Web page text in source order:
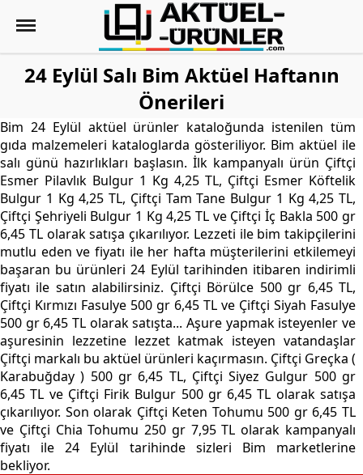
24 Eylül Salı Bim Aktüel Haftanın
Önerileri
Bim 24 Eylül aktüel ürünler kataloğunda istenilen tüm
gıda malzemeleri kataloglarda gösteriliyor. Bim aktüel ile
salı günü hazırlıkları başlasın. İlk kampanyalı ürün Çiftçi
Esmer Pilavlık Bulgur 1 Kg 4,25 TL, Çiftçi Esmer Köftelik
Bulgur 1 Kg 4,25 TL, Çiftçi Tam Tane Bulgur 1 Kg 4,25 TL,
Çiftçi Şehriyeli Bulgur 1 Kg 4,25 TL ve Çiftçi İç Bakla 500 gr
6,45 TL olarak satışa çıkarılıyor. Lezzeti ile bim takipçilerini
mutlu eden ve fiyatı ile her hafta müşterilerini etkilemeyi
başaran bu ürünleri 24 Eylül tarihinden itibaren indirimli
fiyatı ile satın alabilirsiniz. Çiftçi Börülce 500 gr 6,45 TL,
Çiftçi Kırmızı Fasulye 500 gr 6,45 TL ve Çiftçi Siyah Fasulye
500 gr 6,45 TL olarak satışta... Aşure yapmak isteyenler ve
aşuresinin lezzetine lezzet katmak isteyen vatandaşlar
Çiftçi markalı bu aktüel ürünleri kaçırmasın. Çiftçi Greçka (
Karabuğday ) 500 gr 6,45 TL, Çiftçi Siyez Gulgur 500 gr
6,45 TL ve Çiftçi Firik Bulgur 500 gr 6,45 TL olarak satışa
çıkarılıyor. Son olarak Çiftçi Keten Tohumu 500 gr 6,45 TL
ve Çiftçi Chia Tohumu 250 gr 7,95 TL olarak kampanyalı
fiyatı ile 24 Eylül tarihinde sizleri Bim marketlerine
bekliyor.